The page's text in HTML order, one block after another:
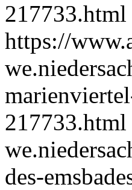
217733.html
https://
217733.html
des-